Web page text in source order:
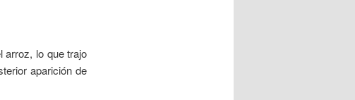
arroz, lo que trajo
aparición de